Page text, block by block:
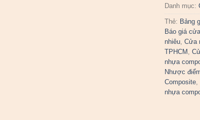
Danh mục:
Thẻ: Bảng
Báo giá
nhiêu,Cửa
TPHCM ,
nhựa
Nhược
Composite,
nhựa